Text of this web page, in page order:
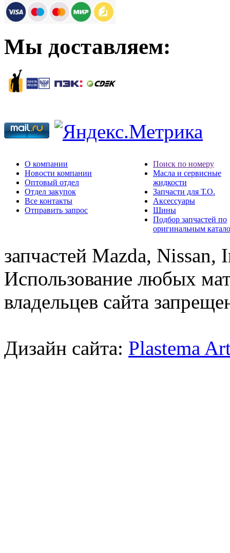
Мы доставляем:
О компании
Новости компании
Оптовый отдел
Отдел закупок
Все контакты
Отправить запрос
Поиск по номеру
Масла и сервисные
жидкости
Запчасти для Т.О.
Аксессуары
Шины
Подбор запчастей по
оригинальным
запчастей Mazda,
Использование любых
владельцев сайта
Дизайн сайта: Plastema